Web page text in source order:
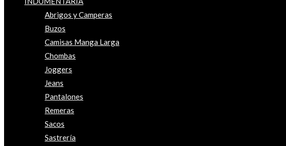
Abrigos y Camperas
Buzos
Camisas Manga Larga
Chombas
Joggers
Jeans
Pantalones
Remeras
Sacos
Sastrería